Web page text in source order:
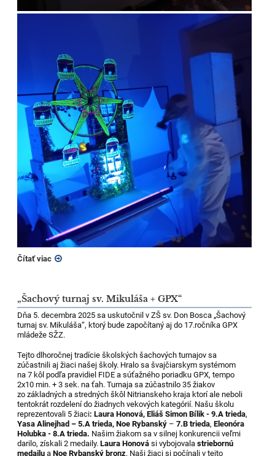
Čítať viac
„Šachový turnaj sv. Mikuláša + GPX“
Dňa 5. decembra 2025 sa uskutočnil v ZŠ sv. Don Bosca „Šachový
turnaj sv. Mikuláša“, ktorý bude započítaný aj do 17.ročníka GPX
mládeže SŽZ.
Tejto dlhoročnej tradície školských šachových turnajov sa
zúčastnili aj žiaci našej školy. Hralo sa švajčiarskym systémom
na 7 kôl podľa pravidiel FIDE a súťažného poriadku GPX, tempo
2x10 min. + 3 sek. na ťah. Turnaja sa zúčastnilo 35 žiakov
zo základných a stredných škôl Nitrianskeho kraja ktorí ale neboli
tentokrát rozdelení do žiadnych vekových kategórií. Našu školu
reprezentovali 5 žiaci: Laura Honová, Eliáš Simon Bílik - 9.A trieda,
Yasa Alinejhad – 5.A trieda, Noe Rybanský –7.B trieda,Eleonóra
Holubka - 8.A trieda. Našim žiakom sa v silnej konkurencii veľmi
darilo, získali 2 medaily.Laura Honová si vybojovalastriebornú
medailuaNoe Rybanský bronz. Naši žiaci si počínali v tejto